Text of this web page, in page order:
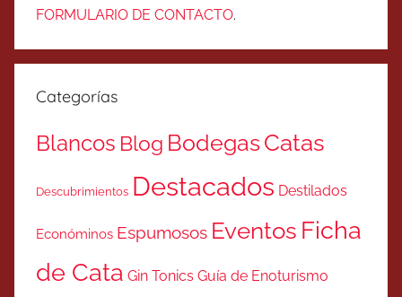
FORMULARIO DE CONTACTO.
Categorías
Blancos Blog BodegasCatas
Descubrimientos Destacados Destilados
Económinos Espumosos Eventos Ficha
de Cata Gin Tonics Guía de Enoturismo